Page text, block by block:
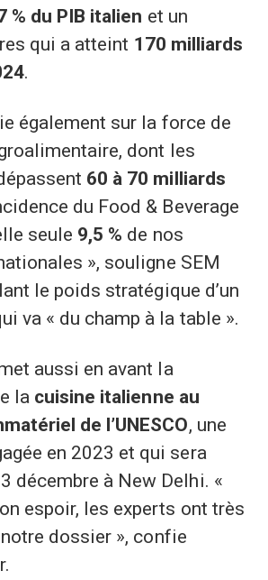
% du PIB italien et un
qui a atteint 170 milliards
.
également sur la force de
dont les
60 à 70 milliards
du Food & Beverage
seule 9,5 % de nos
», souligne SEM
le poids stratégique d’un
va « du champ à la table ».
aussi en avant la
la cuisine italienne au
de l’UNESCO, une
en 2023 et qui sera
décembre à New Delhi. «
espoir, les experts ont très
dossier », confie